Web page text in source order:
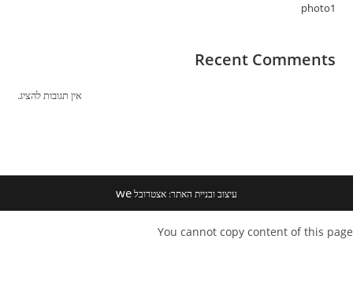
photo1
Recent Comments
אין תגובות להציג.
עיצוב ובניית האתר: אצטרובלwe
You cannot copy content of this page